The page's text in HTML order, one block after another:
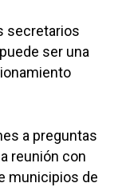
secretarios
ser una
a preguntas
reunión con
municipios de